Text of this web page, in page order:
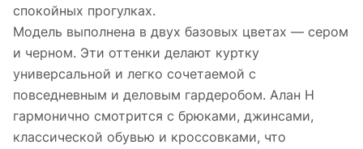
спокойных прогулках.
Модель выполнена в двух базовых цветах — сером
и черном. Эти оттенки делают куртку
универсальной и легко сочетаемой с
повседневным и деловым гардеробом. Алан Н
гармонично смотрится с брюками, джинсами,
классической обувью и кроссовками, что